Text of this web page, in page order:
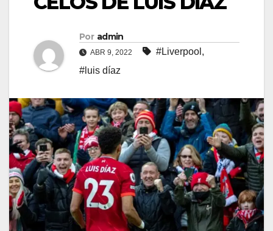
Por admin
ABR 9, 2022 #Liverpool ,
#luis díaz